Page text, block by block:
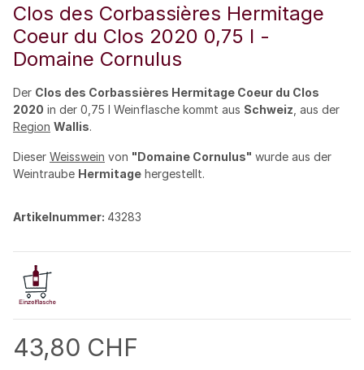
Clos des Corbassières Hermitage
Coeur du Clos 2020 0,75 l -
Domaine Cornulus
Der Clos des Corbassières Hermitage Coeur du Clos
2020 in der 0,75 l Weinflasche kommt aus Schweiz , aus der
Region Wallis.
Dieser Weisswein von "Domaine Cornulus" wurde aus der
Weintraube Hermitage hergestellt.
Artikelnummer: 43283
43,80 CHF